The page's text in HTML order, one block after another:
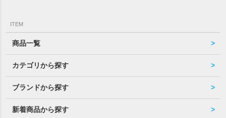
ITEM
商品一覧
カテゴリから探す
ブランドから探す
新着商品から探す